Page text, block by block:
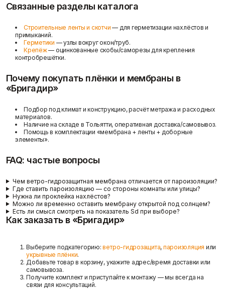
Связанные разделы каталога
Строительные ленты и скотчи — для герметизации нахлёстов и
примыканий.
Герметики — узлы вокруг окон/труб.
Крепёж— оцинкованные скобы/саморезы для крепления
контробрешётки.
Почему покупать плёнки и мембраны в
«Бригадир»
Подбор под климат и конструкцию, расчёт метража и расходных
материалов.
Наличие на складе в Тольятти, оперативная доставка/самовывоз.
Помощь в комплектации «мембрана + ленты + доборные
элементы».
FAQ: частые вопросы
Чем ветро-гидрозащитная мембрана отличается от пароизоляции?
Где ставить пароизоляцию — со стороны комнаты или улицы?
Нужна ли проклейка нахлёстов?
Можно ли временно оставить мембрану открытой под солнцем?
Есть ли смысл смотреть на показатель Sd при выборе?
Как заказать в «Бригадир»
Выберите подкатегорию:ветро-гидрозащита, пароизоляция или
укрывные плёнки.
Добавьте товар в корзину, укажите адрес/время доставки или
самовывоза.
Получите комплект и приступайте к монтажу — мы всегда на
связи для консультаций.